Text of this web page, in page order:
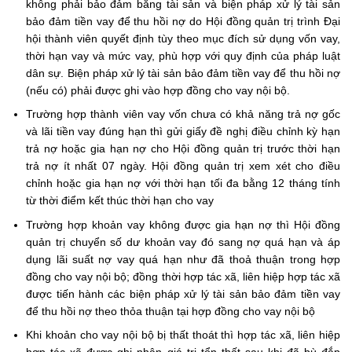
không phải bảo đảm bằng tài sản và biện pháp xử lý tài sản
bảo đảm tiền vay để thu hồi nợ do Hội đồng quản trị trình Đại
hội thành viên quyết định tùy theo mục đích sử dụng vốn vay,
thời hạn vay và mức vay, phù hợp với quy định của pháp luật
dân sự. Biện pháp xử lý tài sản bảo đảm tiền vay để thu hồi nợ
(nếu có) phải được ghi vào hợp đồng cho vay nội bộ.
Trường hợp thành viên vay vốn chưa có khả năng trả nợ gốc
và lãi tiền vay đúng hạn thì gửi giấy đề nghị điều chỉnh kỳ hạn
trả nợ hoặc gia hạn nợ cho Hội đồng quản trị trước thời hạn
trả nợ ít nhất 07 ngày. Hội đồng quản trị xem xét cho điều
chỉnh hoặc gia hạn nợ với thời hạn tối đa bằng 12 tháng tính
từ thời điểm kết thúc thời hạn cho vay
Trường hợp khoản vay không được gia hạn nợ thì Hội đồng
quản trị chuyển số dư khoản vay đó sang nợ quá hạn và áp
dụng lãi suất nợ vay quá hạn như đã thoả thuận trong hợp
đồng cho vay nội bộ; đồng thời hợp tác xã, liên hiệp hợp tác xã
được tiến hành các biện pháp xử lý tài sản bảo đảm tiền vay
để thu hồi nợ theo thỏa thuận tại hợp đồng cho vay nội bộ
Khi khoản cho vay nội bộ bị thất thoát thì hợp tác xã, liên hiệp